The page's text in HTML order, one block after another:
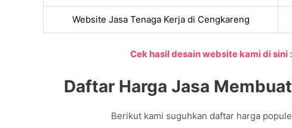
Website Jasa Tenaga Kerja di Cengkareng
Cek hasil desain website kami di sini :
Daftar Harga Jasa
Berikut kami suguhkan daftar harga